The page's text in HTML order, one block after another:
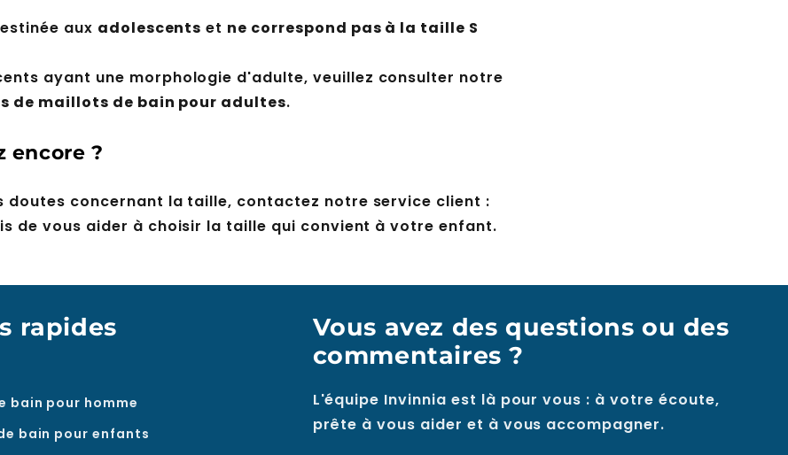
aux adolescents et ne correspond pas à la taille S
ayant une morphologie d'adulte, veuillez consulter notre
de maillots de bain pour adultes.
encore ?
doutes concernant la taille, contactez notre service client :
de vous aider à choisir la taille qui convient à votre enfant.
rapides
bain pour homme
bain pour enfants
Vous avez des questions ou des
commentaires ?
L'équipe Invinnia est là pour vous : à votre écoute,
prête à vous aider et à vous accompagner.